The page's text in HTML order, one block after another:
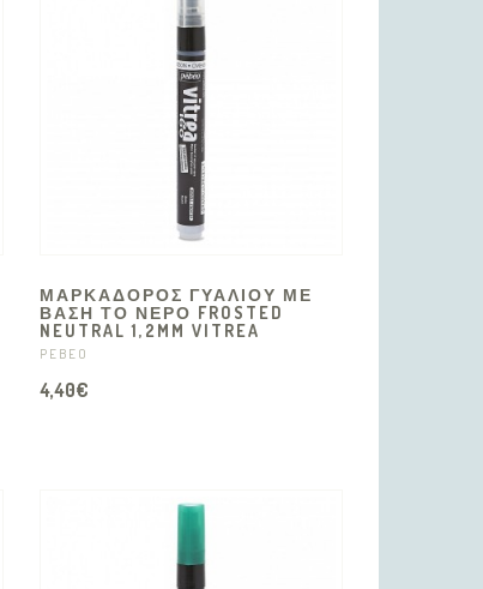
ΜΑΡΚΑΔΟΡΟΣ ΓΥΑΛΙΟΥ ΜΕ
ΒΑΣΗ ΤΟ ΝΕΡΟ FROSTED
NEUTRAL 1,2MM VITREA
PEBEO
4,40€